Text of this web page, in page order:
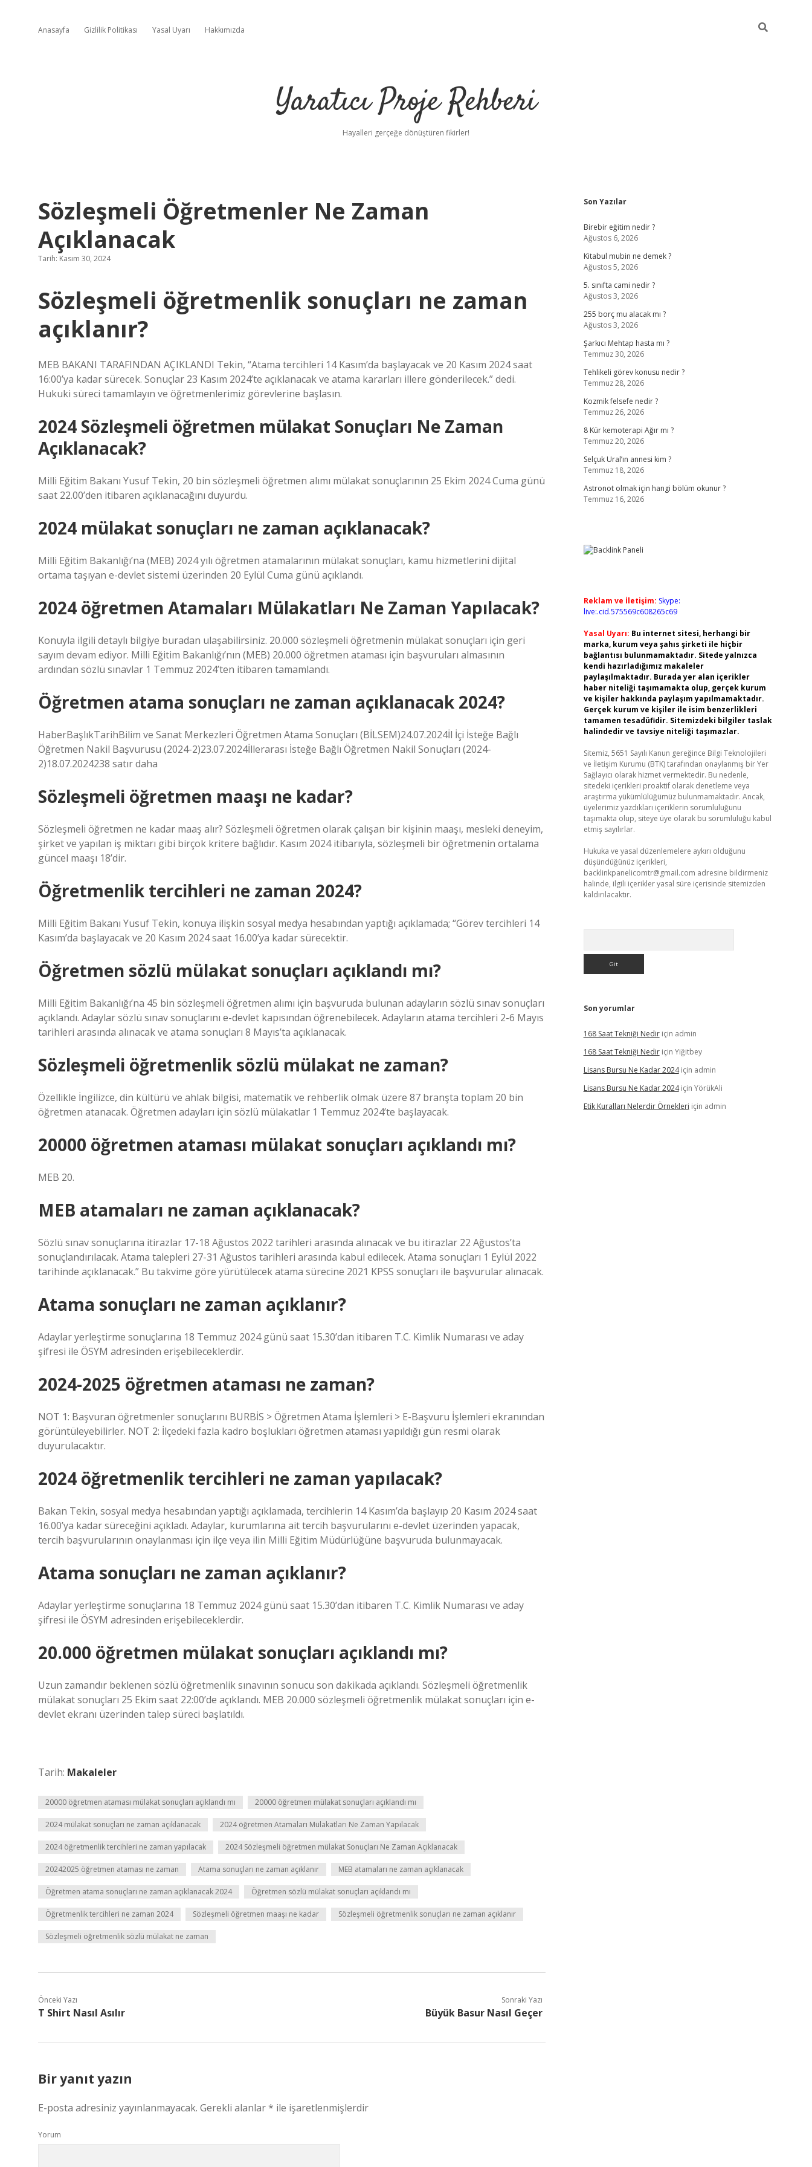
Anasayfa Gizlilik Politikası Yasal Uyarı Hakkımızda
Yaratıcı Proje Rehberi
Hayalleri gerçeğe dönüştüren fikirler!
Sözleşmeli Öğretmenler Ne Zaman
Açıklanacak
Tarih: Kasım 30, 2024
Sözleşmeli öğretmenlik sonuçları ne zaman
açıklanır?
MEB BAKANI TARAFINDAN AÇIKLANDI Tekin, “Atama tercihleri ​​14 Kasım’da başlayacak ve 20 Kasım 2024 saat
16:00’ya kadar sürecek. Sonuçlar 23 Kasım 2024’te açıklanacak ve atama kararları illere gönderilecek.” dedi.
Hukuki süreci tamamlayın ve öğretmenlerimiz görevlerine başlasın.
2024 Sözleşmeli öğretmen mülakat Sonuçları Ne Zaman
Açıklanacak?
Milli Eğitim Bakanı Yusuf Tekin, 20 bin sözleşmeli öğretmen alımı mülakat sonuçlarının 25 Ekim 2024 Cuma günü
saat 22.00’den itibaren açıklanacağını duyurdu.
2024 mülakat sonuçları ne zaman açıklanacak?
Milli Eğitim Bakanlığı’na (MEB) 2024 yılı öğretmen atamalarının mülakat sonuçları, kamu hizmetlerini dijital
ortama taşıyan e-devlet sistemi üzerinden 20 Eylül Cuma günü açıklandı.
2024 öğretmen Atamaları Mülakatları Ne Zaman Yapılacak?
Konuyla ilgili detaylı bilgiye buradan ulaşabilirsiniz. 20.000 sözleşmeli öğretmenin mülakat sonuçları için geri
sayım devam ediyor. Milli Eğitim Bakanlığı’nın (MEB) 20.000 öğretmen ataması için başvuruları almasının
ardından sözlü sınavlar 1 Temmuz 2024’ten itibaren tamamlandı.
Öğretmen atama sonuçları ne zaman açıklanacak 2024?
HaberBaşlıkTarihBilim ve Sanat Merkezleri Öğretmen Atama Sonuçları (BİLSEM)24.07.2024İl İçi İsteğe Bağlı
Öğretmen Nakil Başvurusu (2024-2)23.07.2024İllerarası İsteğe Bağlı Öğretmen Nakil Sonuçları (2024-
2)18.07.2024238 satır daha
Sözleşmeli öğretmen maaşı ne kadar?
Sözleşmeli öğretmen ne kadar maaş alır? Sözleşmeli öğretmen olarak çalışan bir kişinin maaşı, mesleki deneyim,
şirket ve yapılan iş miktarı gibi birçok kritere bağlıdır. Kasım 2024 itibarıyla, sözleşmeli bir öğretmenin ortalama
güncel maaşı 18’dir.
Öğretmenlik tercihleri ne zaman 2024?
Milli Eğitim Bakanı Yusuf Tekin, konuya ilişkin sosyal medya hesabından yaptığı açıklamada; “Görev tercihleri ​​14
Kasım’da başlayacak ve 20 Kasım 2024 saat 16.00’ya kadar sürecektir.
Öğretmen sözlü mülakat sonuçları açıklandı mı?
Milli Eğitim Bakanlığı’na 45 bin sözleşmeli öğretmen alımı için başvuruda bulunan adayların sözlü sınav sonuçları
açıklandı. Adaylar sözlü sınav sonuçlarını e-devlet kapısından öğrenebilecek. Adayların atama tercihleri ​​2-6 Mayıs
tarihleri ​​arasında alınacak ve atama sonuçları 8 Mayıs’ta açıklanacak.
Sözleşmeli öğretmenlik sözlü mülakat ne zaman?
Özellikle İngilizce, din kültürü ve ahlak bilgisi, matematik ve rehberlik olmak üzere 87 branşta toplam 20 bin
öğretmen atanacak. Öğretmen adayları için sözlü mülakatlar 1 Temmuz 2024’te başlayacak.
20000 öğretmen ataması mülakat sonuçları açıklandı mı?
MEB 20.
MEB atamaları ne zaman açıklanacak?
Sözlü sınav sonuçlarına itirazlar 17-18 Ağustos 2022 tarihleri ​​arasında alınacak ve bu itirazlar 22 Ağustos’ta
sonuçlandırılacak. Atama talepleri 27-31 Ağustos tarihleri ​​arasında kabul edilecek. Atama sonuçları 1 Eylül 2022
tarihinde açıklanacak.” Bu takvime göre yürütülecek atama sürecine 2021 KPSS sonuçları ile başvurular alınacak.
Atama sonuçları ne zaman açıklanır?
Adaylar yerleştirme sonuçlarına 18 Temmuz 2024 günü saat 15.30’dan itibaren T.C. Kimlik Numarası ve aday
şifresi ile ÖSYM adresinden erişebileceklerdir.
2024-2025 öğretmen ataması ne zaman?
NOT 1: Başvuran öğretmenler sonuçlarını BURBİS > Öğretmen Atama İşlemleri > E-Başvuru İşlemleri ekranından
görüntüleyebilirler. NOT 2: İlçedeki fazla kadro boşlukları öğretmen ataması yapıldığı gün resmi olarak
duyurulacaktır.
2024 öğretmenlik tercihleri ne zaman yapılacak?
Bakan Tekin, sosyal medya hesabından yaptığı açıklamada, tercihlerin 14 Kasım’da başlayıp 20 Kasım 2024 saat
16.00’ya kadar süreceğini açıkladı. Adaylar, kurumlarına ait tercih başvurularını e-devlet üzerinden yapacak,
tercih başvurularının onaylanması için ilçe veya ilin Milli Eğitim Müdürlüğüne başvuruda bulunmayacak.
Atama sonuçları ne zaman açıklanır?
Adaylar yerleştirme sonuçlarına 18 Temmuz 2024 günü saat 15.30’dan itibaren T.C. Kimlik Numarası ve aday
şifresi ile ÖSYM adresinden erişebileceklerdir.
20.000 öğretmen mülakat sonuçları açıklandı mı?
Uzun zamandır beklenen sözlü öğretmenlik sınavının sonucu son dakikada açıklandı. Sözleşmeli öğretmenlik
mülakat sonuçları 25 Ekim saat 22:00’de açıklandı. MEB 20.000 sözleşmeli öğretmenlik mülakat sonuçları için e-
devlet ekranı üzerinden talep süreci başlatıldı.
Tarih: Makaleler
20000 öğretmen ataması mülakat sonuçları açıklandı mı 20000 öğretmen mülakat sonuçları açıklandı mı
2024 mülakat sonuçları ne zaman açıklanacak 2024 öğretmen Atamaları Mülakatları Ne Zaman Yapılacak
2024 öğretmenlik tercihleri ne zaman yapılacak 2024 Sözleşmeli öğretmen mülakat Sonuçları Ne Zaman Açıklanacak
20242025 öğretmen ataması ne zaman Atama sonuçları ne zaman açıklanır MEB atamaları ne zaman açıklanacak
Öğretmen atama sonuçları ne zaman açıklanacak 2024 Öğretmen sözlü mülakat sonuçları açıklandı mı
Öğretmenlik tercihleri ne zaman 2024 Sözleşmeli öğretmen maaşı ne kadar Sözleşmeli öğretmenlik sonuçları ne zaman açıklanır
Sözleşmeli öğretmenlik sözlü mülakat ne zaman
Önceki Yazı
T Shirt Nasıl Asılır
Sonraki Yazı
Büyük Basur Nasıl Geçer
Bir yanıt yazın
E-posta adresiniz yayınlanmayacak. Gerekli alanlar* ile işaretlenmişlerdir
Yorum
Sidebar
Son Yazılar
Birebir eğitim nedir ?
Ağustos 6, 2026
Kitabul mubin ne demek ?
Ağustos 5, 2026
5. sınıfta cami nedir ?
Ağustos 3, 2026
255 borç mu alacak mı ?
Ağustos 3, 2026
Şarkıcı Mehtap hasta mı ?
Temmuz 30, 2026
Tehlikeli görev konusu nedir ?
Temmuz 28, 2026
Kozmik felsefe nedir ?
Temmuz 26, 2026
8 Kür kemoterapi Ağır mı ?
Temmuz 20, 2026
Selçuk Ural’ın annesi kim ?
Temmuz 18, 2026
Astronot olmak için hangi bölüm okunur ?
Temmuz 16, 2026
Reklam ve İletişim: Skype:
live:.cid.575569c608265c69
Yasal Uyarı: Bu internet sitesi, herhangi bir
marka, kurum veya şahıs şirketi ile hiçbir
bağlantısı bulunmamaktadır. Sitede yalnızca
kendi hazırladığımız makaleler
paylaşılmaktadır. Burada yer alan içerikler
haber niteliği taşımamakta olup, gerçek kurum
ve kişiler hakkında paylaşım yapılmamaktadır.
Gerçek kurum ve kişiler ile isim benzerlikleri
tamamen tesadüfidir. Sitemizdeki bilgiler taslak
halindedir ve tavsiye niteliği taşımazlar.
Sitemiz, 5651 Sayılı Kanun gereğince Bilgi Teknolojileri
ve İletişim Kurumu (BTK) tarafından onaylanmış bir Yer
Sağlayıcı olarak hizmet vermektedir. Bu nedenle,
sitedeki içerikleri proaktif olarak denetleme veya
araştırma yükümlülüğümüz bulunmamaktadır. Ancak,
üyelerimiz yazdıkları içeriklerin sorumluluğunu
taşımakta olup, siteye üye olarak bu sorumluluğu kabul
etmiş sayılırlar.
Hukuka ve yasal düzenlemelere aykırı olduğunu
düşündüğünüz içerikleri,
backlinkpanelicomtr@gmail.com adresine bildirmeniz
halinde, ilgili içerikler yasal süre içerisinde sitemizden
kaldırılacaktır.
Son yorumlar
168 Saat Tekniği Nediriçin admin
168 Saat Tekniği Nediriçin Yiğitbey
Lisans Bursu Ne Kadar 2024için admin
Lisans Bursu Ne Kadar 2024için YörükAli
Etik Kuralları Nelerdir Örnekleri için admin
https://betci.co/vd casino giriş